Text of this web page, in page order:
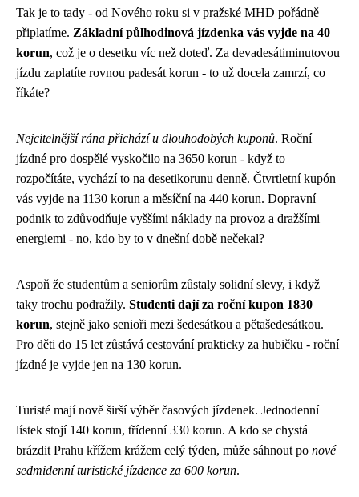
Tak je to tady - od Nového roku si v pražské MHD pořádně
připlatíme. Základní půlhodinová jízdenka vás vyjde na 40
korun, což je o desetku víc než doteď. Za devadesátiminutovou
jízdu zaplatíte rovnou padesát korun - to už docela zamrzí, co
říkáte?
Nejcitelnější rána přichází u dlouhodobých kuponů. Roční
jízdné pro dospělé vyskočilo na 3650 korun - když to
rozpočítáte, vychází to na desetikorunu denně. Čtvrtletní kupón
vás vyjde na 1130 korun a měsíční na 440 korun. Dopravní
podnik to zdůvodňuje vyššími náklady na provoz a dražšími
energiemi - no, kdo by to v dnešní době nečekal?
Aspoň že studentům a seniorům zůstaly solidní slevy, i když
taky trochu podražily. Studenti dají za roční kupon 1830
korun, stejně jako senioři mezi šedesátkou a pětašedesátkou.
Pro děti do 15 let zůstává cestování prakticky za hubičku - roční
jízdné je vyjde jen na 130 korun.
Turisté mají nově širší výběr časových jízdenek. Jednodenní
lístek stojí 140 korun, třídenní 330 korun. A kdo se chystá
brázdit Prahu křížem krážem celý týden, může sáhnout po nové
sedmidenní turistické jízdence za 600 korun.